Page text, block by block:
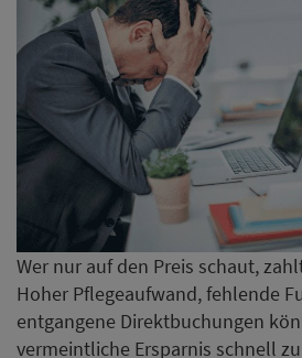
Wer nur auf den Preis schaut,
Hoher Pflegeaufwand, fehlende
entgangene Direktbuchungen
vermeintliche Ersparnis schnell